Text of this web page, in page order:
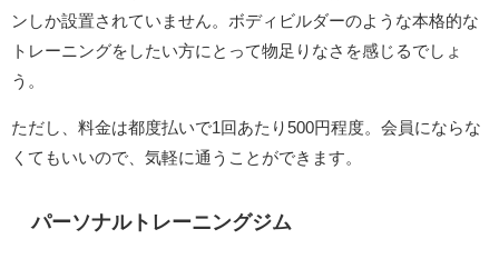
ンしか設置されていません。ボディビルダーのような本格的な
トレーニングをしたい方にとって物足りなさを感じるでしょ
う。
ただし、料金は都度払いで1回あたり500円程度。会員にならな
くてもいいので、気軽に通うことができます。
パーソナルトレーニングジム